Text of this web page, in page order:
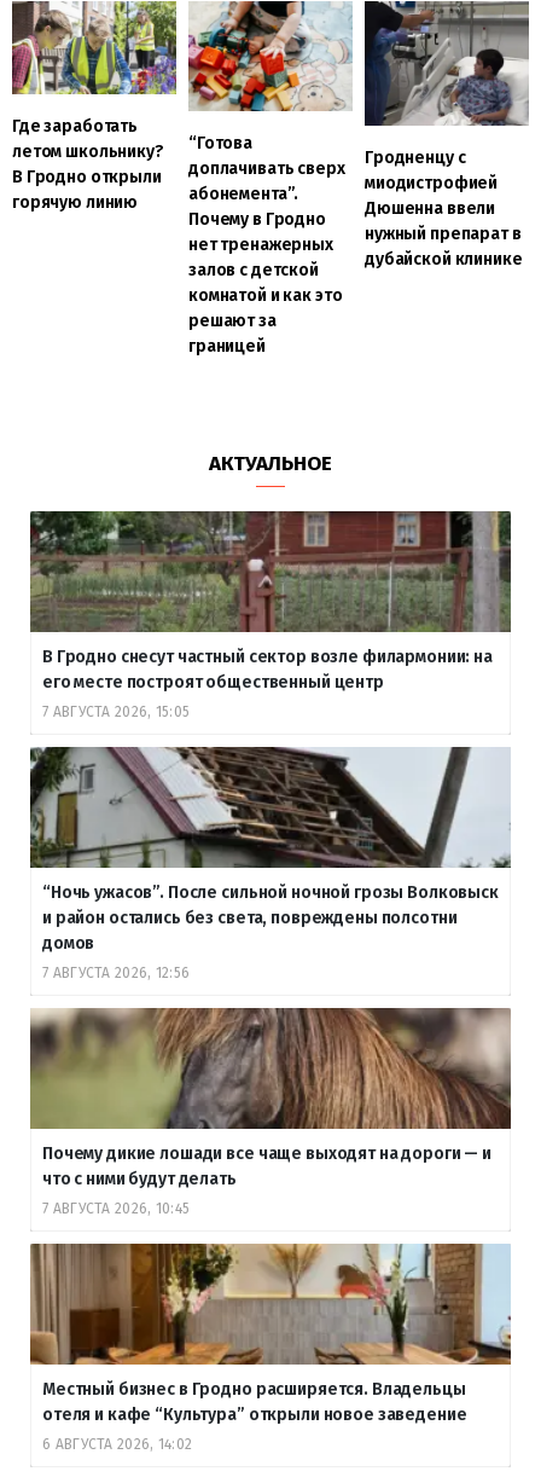
Где заработать
летом школьнику?
В Гродно открыли
горячую линию
“Готова
доплачивать сверх
абонемента”.
Почему в Гродно
нет тренажерных
залов с детской
комнатой и как это
решают за
границей
Гродненцу с
миодистрофией
Дюшенна ввели
нужный препарат в
дубайской клинике
АКТУАЛЬНОЕ
В Гродно снесут частный сектор возле филармонии: на
его месте построят общественный центр
7 АВГУСТА 2026, 15:05
“Ночь ужасов”. После сильной ночной грозы Волковыск
и район остались без света, повреждены полсотни
домов
7 АВГУСТА 2026, 12:56
Почему дикие лошади все чаще выходят на дороги — и
что с ними будут делать
7 АВГУСТА 2026, 10:45
Местный бизнес в Гродно расширяется. Владельцы
отеля и кафе “Культура” открыли новое заведение
6 АВГУСТА 2026, 14:02